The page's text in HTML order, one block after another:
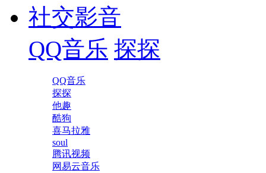
社交影音
QQ音乐 探探
QQ音乐
探探
他趣
酷狗
喜马拉雅
soul
腾讯视频
网易云音乐